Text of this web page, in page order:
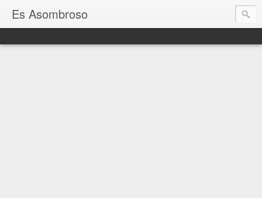
Es Asombroso